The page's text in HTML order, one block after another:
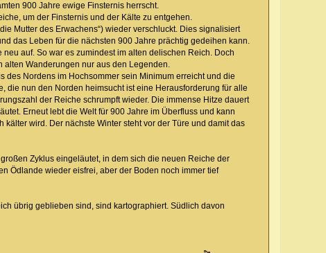
900 Jahre ewige Finsternis herrscht.
um der Finsternis und der Kälte zu entgehen.
Mutter des Erwachens“) wieder verschluckt. Dies signalisiert
das Leben für die nächsten 900 Jahre prächtig gedeihen kann.
auf. So war es zumindest im alten delischen Reich. Doch
alten Wanderungen nur aus den Legenden.
des Nordens im Hochsommer sein Minimum erreicht und die
die nun den Norden heimsucht ist eine Herausforderung für alle
der Reiche schrumpft wieder. Die immense Hitze dauert
Erneut lebt die Welt für 900 Jahre im Überfluss und kann
wird. Der nächste Winter steht vor der Türe und damit das
Zyklus eingeläutet, in dem sich die neuen Reiche der
Ödlande wieder eisfrei, aber der Boden noch immer tief
übrig geblieben sind, sind kartographiert. Südlich davon